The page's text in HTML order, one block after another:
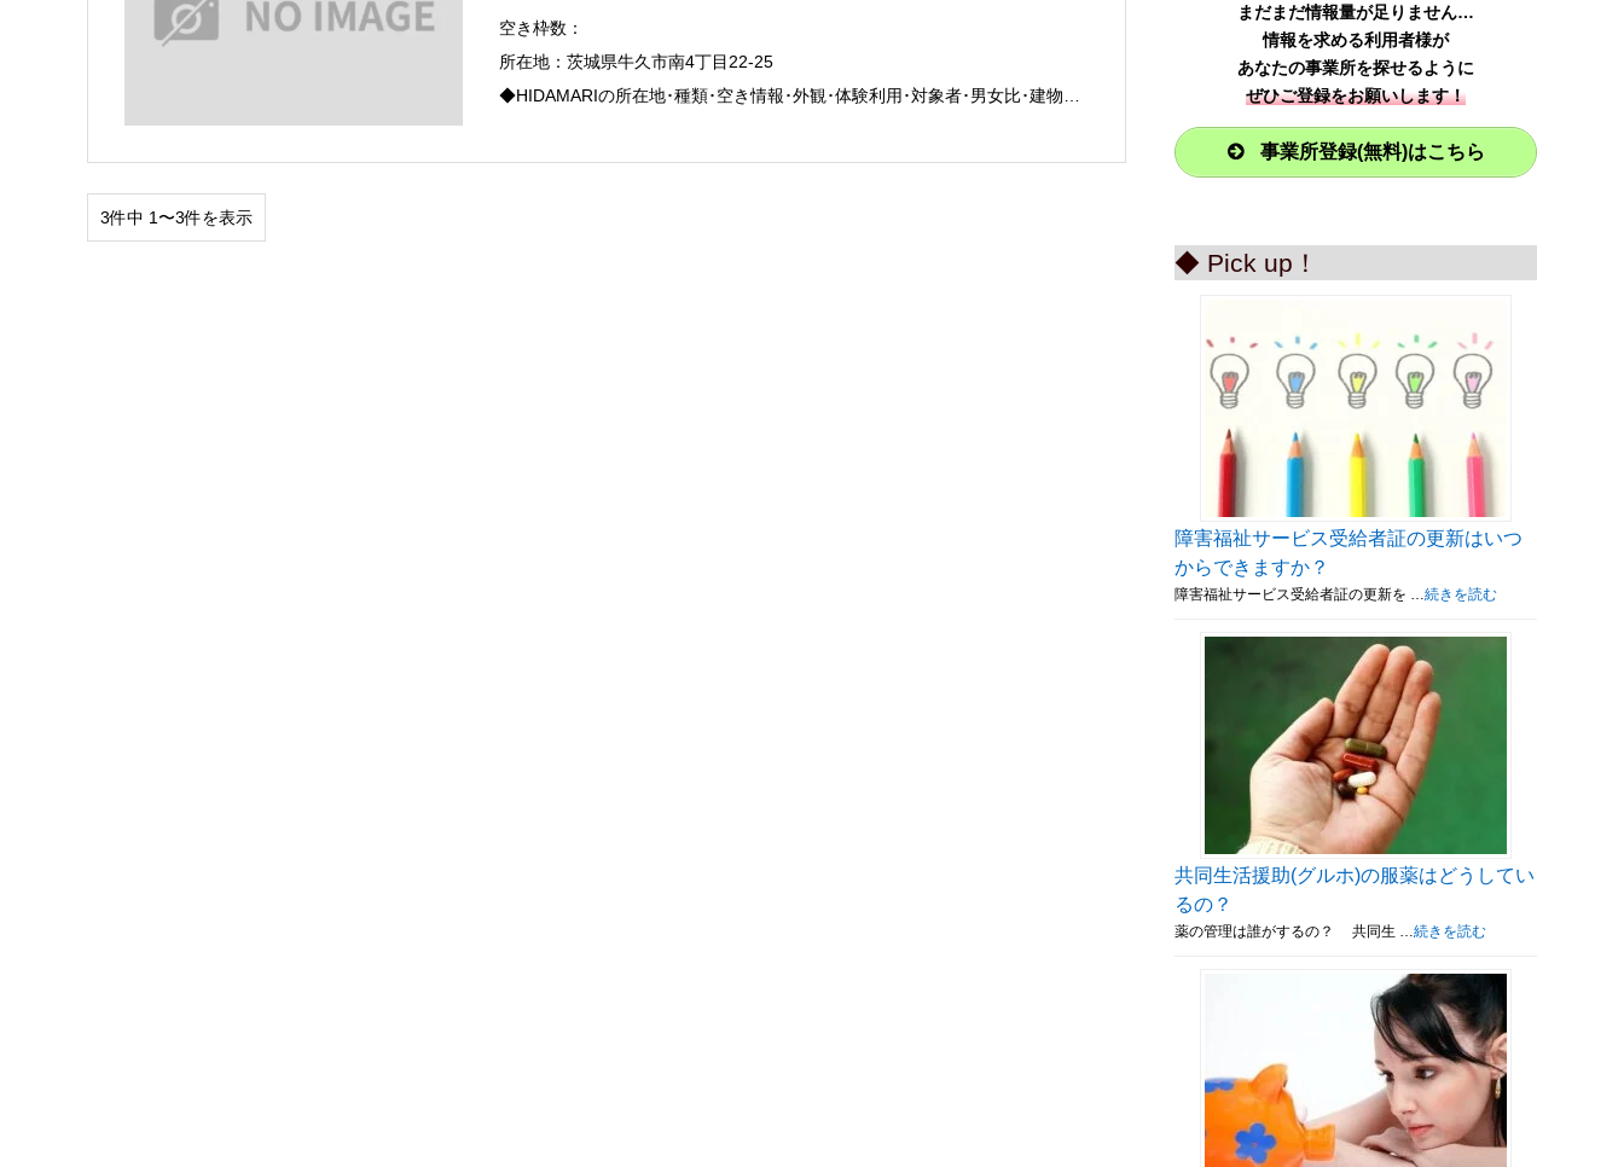
空き枠数：
所在地：茨城県牛久市南4丁目22-25
◆HIDAMARIの所在地･種類･空き情報･外観･体験利用･対象者･男女比･建物…
3件中 1〜3件を表示
まだまだ情報量が足りません…
情報を求める利用者様が
あなたの事業所を探せるように
ぜひご登録をお願いします！
事業所登録(無料)はこちら
◆ Pick up！
障害福祉サービス受給者証の更新はいつ
からできますか？
障害福祉サービス受給者証の更新を … 続きを読む
共同生活援助(グルホ)の服薬はどうしてい
るの？
薬の管理は誰がするの？ 共同生 … 続きを読む